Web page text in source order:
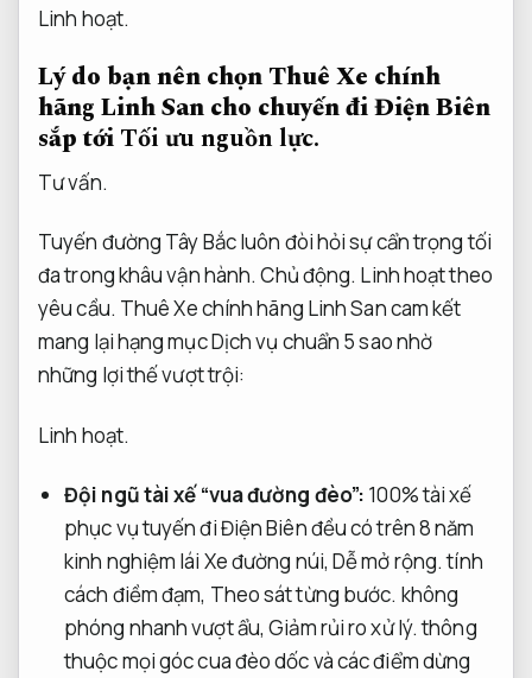
Linh hoạt.
Lý do bạn nên chọn Thuê Xe chính
hãng Linh San cho chuyến đi Điện Biên
sắp tớiTối ưu nguồn lực.
Tư vấn.
Tuyến đường Tây Bắc luôn đòi hỏi sự cẩn trọng tối
đa trong khâu vận hành.Chủ động. Linh hoạt theo
yêu cầu. Thuê Xe chính hãng Linh San cam kết
mang lại hạng mục Dịch vụ chuẩn 5 sao nhờ
những lợi thế vượt trội:
Linh hoạt.
Đội ngũ tài xế “vua đường đèo”: 100% tài xế
phục vụ tuyến đi Điện Biên đều có trên 8 năm
kinh nghiệm lái Xe đường núi,Dễ mở rộng.tính
cách điềm đạm, Theo sát từng bước. không
phóng nhanh vượt ẩu,Giảm rủi ro xử lý.thông
thuộc mọi góc cua đèo dốc và các điểm dừng